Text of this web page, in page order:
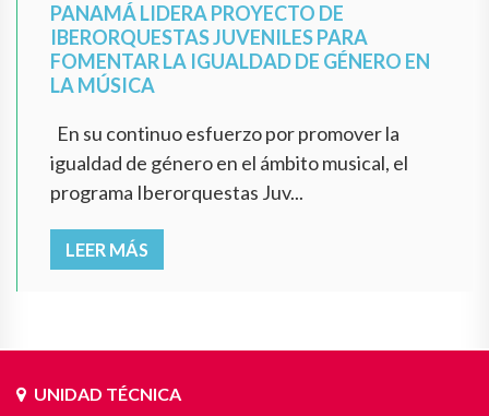
PANAMÁ LIDERA PROYECTO DE
IBERORQUESTAS JUVENILES PARA
FOMENTAR LA IGUALDAD DE GÉNERO EN
LA MÚSICA
En su continuo esfuerzo por promover la
igualdad de género en el ámbito musical, el
programa Iberorquestas Juv...
LEER MÁS
UNIDAD TÉCNICA